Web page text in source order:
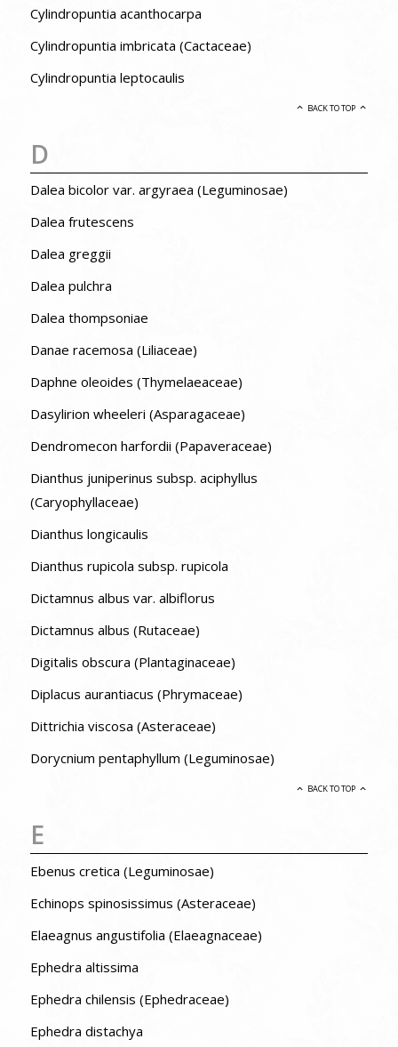
Cylindropuntia acanthocarpa
Cylindropuntia imbricata (Cactaceae)
Cylindropuntia leptocaulis
BACK TO TOP
D
Dalea bicolor var. argyraea (Leguminosae)
Dalea frutescens
Dalea greggii
Dalea pulchra
Dalea thompsoniae
Danae racemosa (Liliaceae)
Daphne oleoides (Thymelaeaceae)
Dasylirion wheeleri (Asparagaceae)
Dendromecon harfordii (Papaveraceae)
Dianthus juniperinus subsp. aciphyllus
(Caryophyllaceae)
Dianthus longicaulis
Dianthus rupicola subsp. rupicola
Dictamnus albus var. albiflorus
Dictamnus albus (Rutaceae)
Digitalis obscura (Plantaginaceae)
Diplacus aurantiacus (Phrymaceae)
Dittrichia viscosa (Asteraceae)
Dorycnium pentaphyllum (Leguminosae)
BACK TO TOP
E
Ebenus cretica (Leguminosae)
Echinops spinosissimus (Asteraceae)
Elaeagnus angustifolia (Elaeagnaceae)
Ephedra altissima
Ephedra chilensis (Ephedraceae)
Ephedra distachya